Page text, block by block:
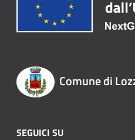
Comune di
SEGUICI SU